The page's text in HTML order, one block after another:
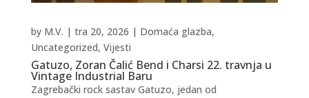
Gatuzo, Zoran Čalić Bend i Charsi 22. travnja u
Vintage Industrial Baru
by M.V. | tra 20, 2026 | Domaća glazba,
Uncategorized, Vijesti
Zagrebački rock sastav Gatuzo, jedan od